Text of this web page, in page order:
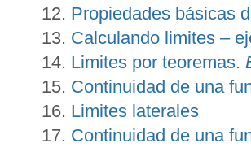
Propiedades básicas
Calculando limites –
Limites por teoremas.
Continuidad de una
Limites laterales
Continuidad de una